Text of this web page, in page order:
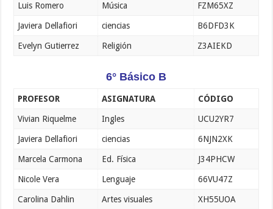
Luis Romero Música FZM65XZ
Javiera Dellafiori ciencias B6DFD3K
Evelyn Gutierrez Religión Z3AIEKD
6° Básico B
PROFESOR ASIGNATURA CÓDIGO
Vivian Riquelme Ingles UCU2YR7
Javiera Dellafiori ciencias 6NJN2XK
Marcela Carmona Ed. Física J34PHCW
Nicole Vera Lenguaje 66VU47Z
Carolina Dahlin Artes visuales XH55UOA